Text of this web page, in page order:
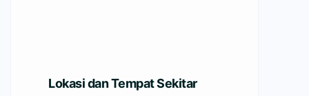
Lokasi dan Tempat Sekitar